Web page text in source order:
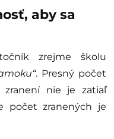
aby sa
zrejme školu
. Presný počet
zranení nie je zatiaľ
počet zranených je